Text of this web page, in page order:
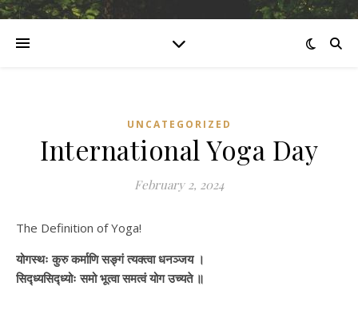
UNCATEGORIZED
International Yoga Day
February 2, 2024
The Definition of Yoga!
योगस्थः कुरु कर्माणि सङ्गं त्यक्त्वा धनञ्जय ।
सिद्ध्यसिद्ध्योः समो भूत्वा समत्वं योग उच्यते ॥